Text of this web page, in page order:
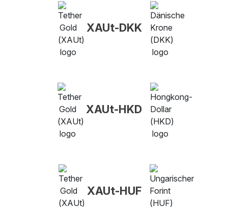
XAUt-DKK
XAUt-HKD
XAUt-HUF